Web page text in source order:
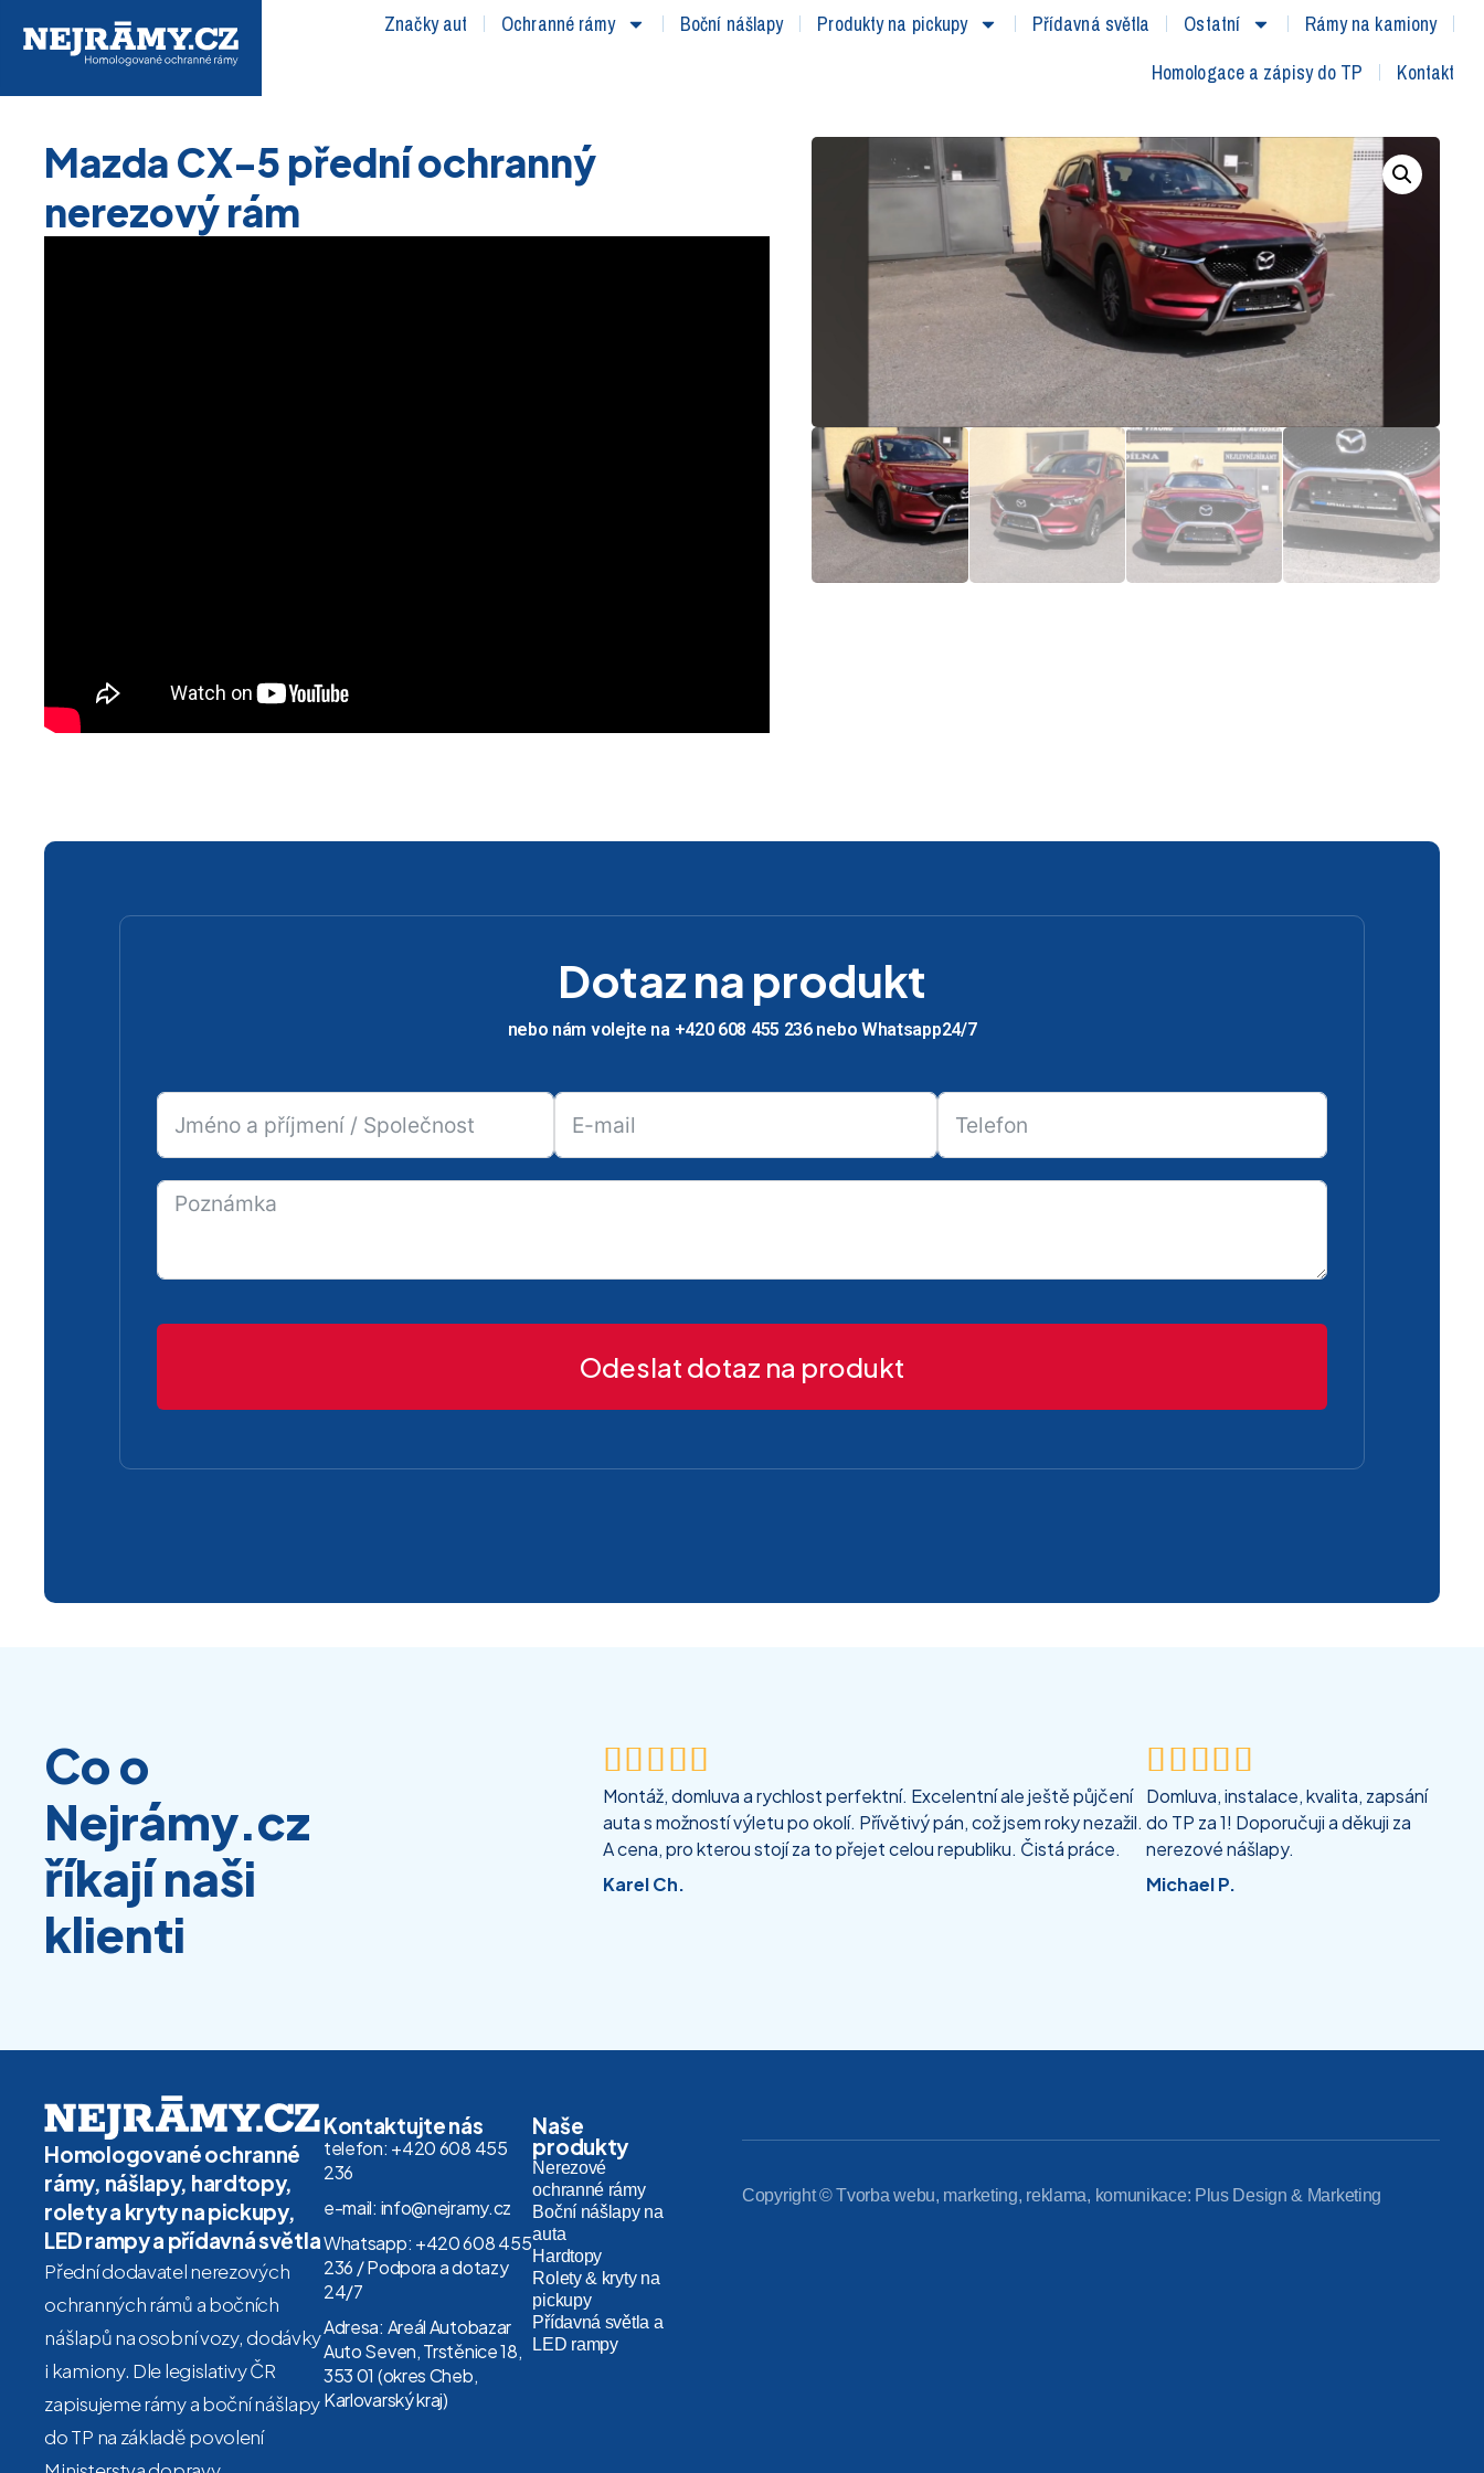
Značky aut Ochranné rámy Boční nášlapy Produkty na pickupy Přídavná světla Ostatní
Rámy na kamiony
Homologace a zápisy do TP
Kontakt
Mazda CX-5 přední ochranný
nerezový rám
Dotaz na produkt
nebo nám volejte na +420 608 455 236 nebo Whatsapp24/7
Odeslat dotaz na produkt
Co o
Nejrámy.cz
říkají naši
klienti

Montáž, domluva a rychlost perfektní. Excelentní ale ještě půjčení
auta s možností výletu po okolí. Přívětivý pán, což jsem roky nezažil.
A cena, pro kterou stojí za to přejet celou republiku. Čistá práce.
Karel Ch.

Domluva, instalace, kvalita, zapsání
do TP za 1! Doporučuji a děkuji za
nerezové nášlapy.
Michael P.
Homologované ochranné
rámy, nášlapy, hardtopy,
rolety a kryty na pickupy,
LED rampy a přídavná světla
Přední dodavatel nerezových
ochranných rámů a bočních
nášlapů na osobní vozy, dodávky
i kamiony. Dle legislativy ČR
zapisujeme rámy a boční nášlapy
do TP na základě povolení
Kontaktujte nás
telefon: +420 608 455
236
e-mail: info@nejramy.cz
Whatsapp: +420 608 455
236 / Podpora a dotazy
24/7
Adresa: Areál Autobazar
Auto Seven, Trstěnice 18,
353 01 (okres Cheb,
Karlovarský kraj)
Naše
produkty
Nerezové
ochranné rámy
Boční nášlapy na
auta
Hardtopy
Rolety & kryty na
pickupy
Přídavná světla a
LED rampy
Copyright © Tvorba webu, marketing, reklama, komunikace: Plus Design & Marketing